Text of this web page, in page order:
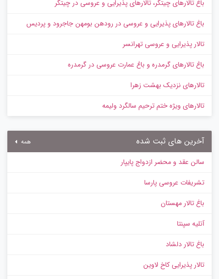
باغ تالارهای چیتگر، تالارهای پذیرایی و عروسی در چیتگر
باغ تالارهای پذیرایی و عروسی در رودهن بومهن جاجرود و پردیس
تالار پذیرایی و عروسی تهرانسر
باغ تالارهای گرمدره و باغ عمارت عروسی در گرمدره
تالارهای نزدیک بهشت زهرا
تالارهای ویژه ختم ترحیم سالگرد ولیمه
آخرین های ثبت شده همه
سالن عقد و محضر ازدواج پایپار
تشریفات عروسی پارسا
باغ تالار مهستان
آتلیه سپنتا
باغ تالار دلشاد
تالار پذیرایی کاخ لاوین